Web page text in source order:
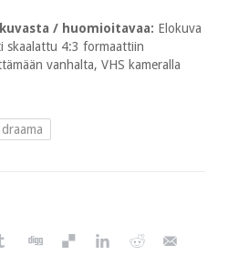
/ huomioitavaa: Elokuva
skaalattu 4:3 formaattiin
vanhalta, VHS kameralla
draama